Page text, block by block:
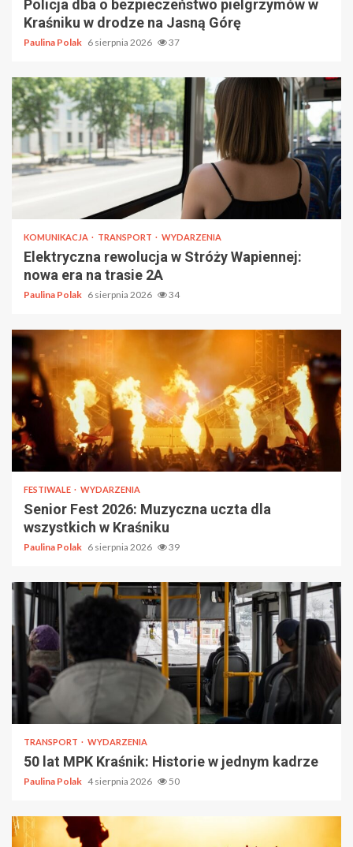
Policja dba o bezpieczeństwo pielgrzymów w
Kraśniku w drodze na Jasną Górę
Paulina Polak 6 sierpnia 2026 37
KOMUNIKACJA TRANSPORT WYDARZENIA
Elektryczna rewolucja w Stróży Wapiennej:
nowa era na trasie 2A
Paulina Polak 6 sierpnia 2026 34
FESTIWALE WYDARZENIA
Senior Fest 2026: Muzyczna uczta dla
wszystkich w Kraśniku
Paulina Polak 6 sierpnia 2026 39
TRANSPORT WYDARZENIA
50 lat MPK Kraśnik: Historie w jednym kadrze
Paulina Polak 4 sierpnia 2026 50